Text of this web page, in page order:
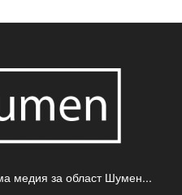
медия за област Шумен...